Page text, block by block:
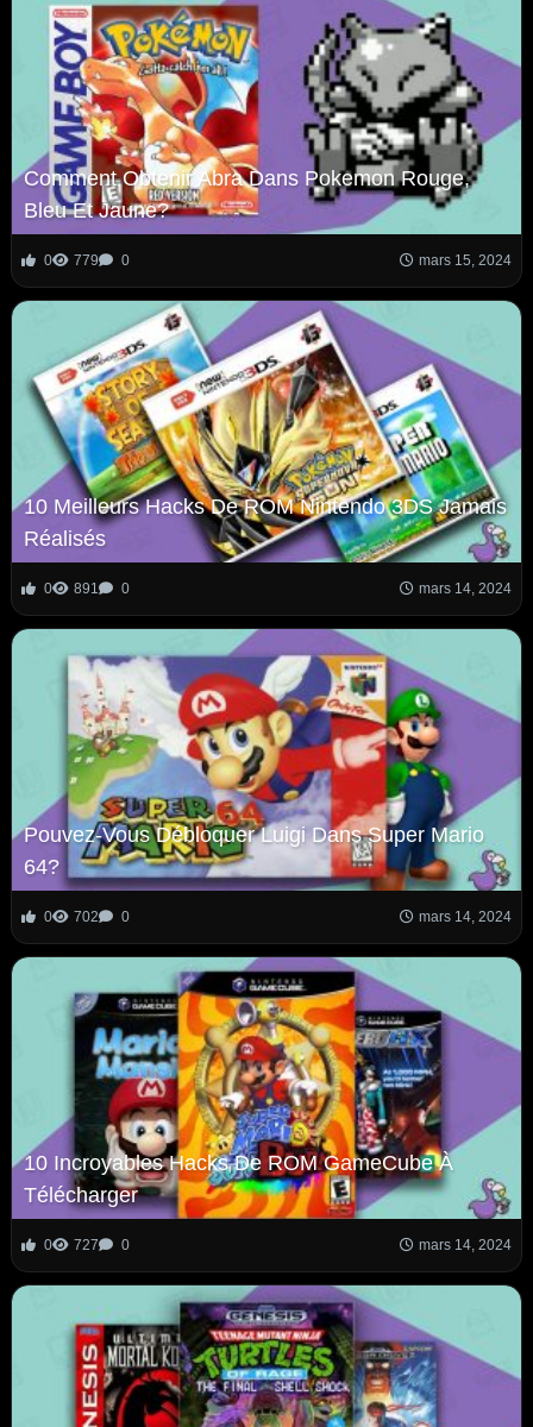
Comment Obtenir Abra Dans Pokemon Rouge,
Bleu Et Jaune?
0 779 0 mars 15, 2024
10 Meilleurs Hacks De ROM Nintendo 3DS Jamais
Réalisés
0 891 0 mars 14, 2024
Pouvez-Vous Débloquer Luigi Dans Super Mario
64?
0 702 0 mars 14, 2024
10 Incroyables Hacks De ROM GameCube À
Télécharger
0 727 0 mars 14, 2024